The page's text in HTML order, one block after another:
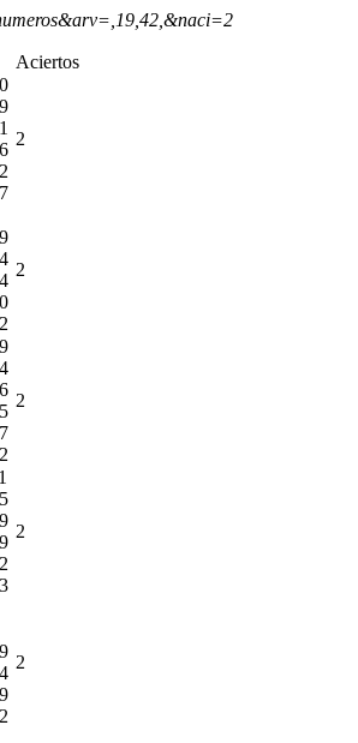
Aciertos
2
2
2
2
2